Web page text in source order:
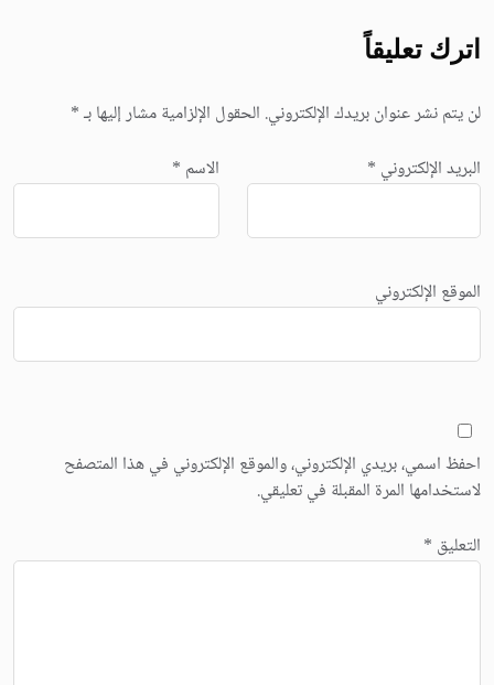
اترك تعليقاً
لن يتم نشر عنوان بريدك الإلكتروني. الحقول الإلزامية مشار إليها بـ*
الاسم * البريد الإلكتروني *
الموقع الإلكتروني
احفظ اسمي، بريدي الإلكتروني، والموقع الإلكتروني في هذا المتصفح
لاستخدامها المرة المقبلة في تعليقي.
التعليق *